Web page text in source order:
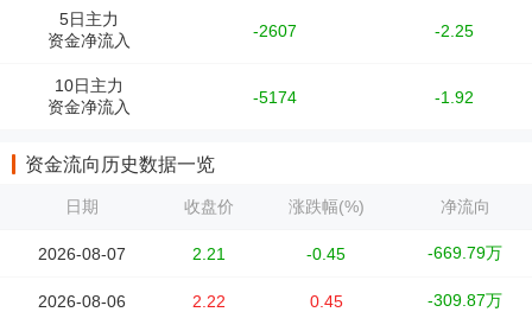
5日主力
资金净流入
-2607 -2.25
10日主力
资金净流入
-5174 -1.92
资金流向历史数据一览
日期 收盘价 涨跌幅(%) 净流向
2026-08-07 2.21 -0.45 -669.79万
2026-08-06 2.22 0.45 -309.87万